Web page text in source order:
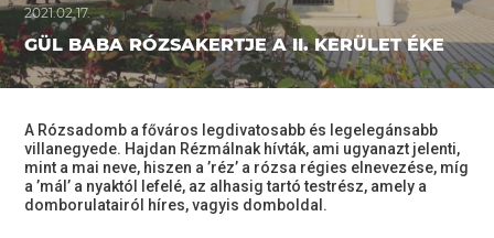
2021.02.17.
GÜL BABA RÓZSAKERTJE A II. KERÜLET ÉKE
A Rózsadomb a főváros legdivatosabb és legelegánsabb
villanegyede. Hajdan Rézmálnak hívták, ami ugyanazt jelenti,
mint a mai neve, hiszen a ’réz’ a rózsa régies elnevezése, míg
a ’mál’ a nyaktól lefelé, az alhasig tartó testrész, amely a
domborulatairól híres, vagyis domboldal.